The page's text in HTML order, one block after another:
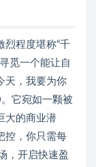
烈程度堪称“千
觅一个能让自
天，我要为你
它宛如一颗被
大的商业潜
控，你只需每
，开启快速盈